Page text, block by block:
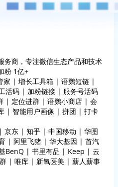
务商，专注微信生态产品和技术
粉 1亿+
家 | 增长工具箱 | 语鹦短链 |
活码 | 加粉链接 | 服务号活码
| 定位进群 | 语鹦小商店 | 会
| 智能用户画像 | 拼团 | 打卡
京东 | 知乎 | 中国移动 | 华图
| 阿里飞猪 | 华大基因 | 首汽
BenQ | 书里有品 | Keep | 云
| 唯库 | 新氧医美 | 薪人薪事